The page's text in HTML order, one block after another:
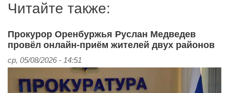
Читайте также:
Прокурор Оренбуржья Руслан Медведев
провёл онлайн‑приём жителей двух районов
ср, 05/08/2026 - 14:51